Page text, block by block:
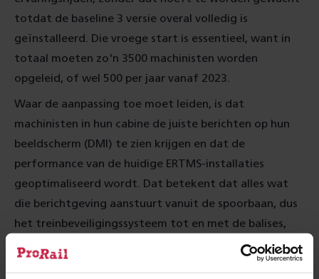
totdat de baseline 3 versie overal volledig is
geïnstalleerd. Die vroege start is essentieel, want in
totaal moeten zo'n 3500 machinisten worden
opgeleid, of wel 500 per jaar vanaf 2023.
Waar de aanpassing toe moet leiden, is dat
machinisten in hun cabine de juiste berichten op hun
beeldscherm (DMI) te zien krijgen en dat de
performance van de huidige ERTMS-installaties
geoptimaliseerd wordt. Dat betekent dat alles wat
die berichtgeving aanstuurt vanuit de spoorbaan, dus
het treinbeveiligingssysteem tot en met de balises,